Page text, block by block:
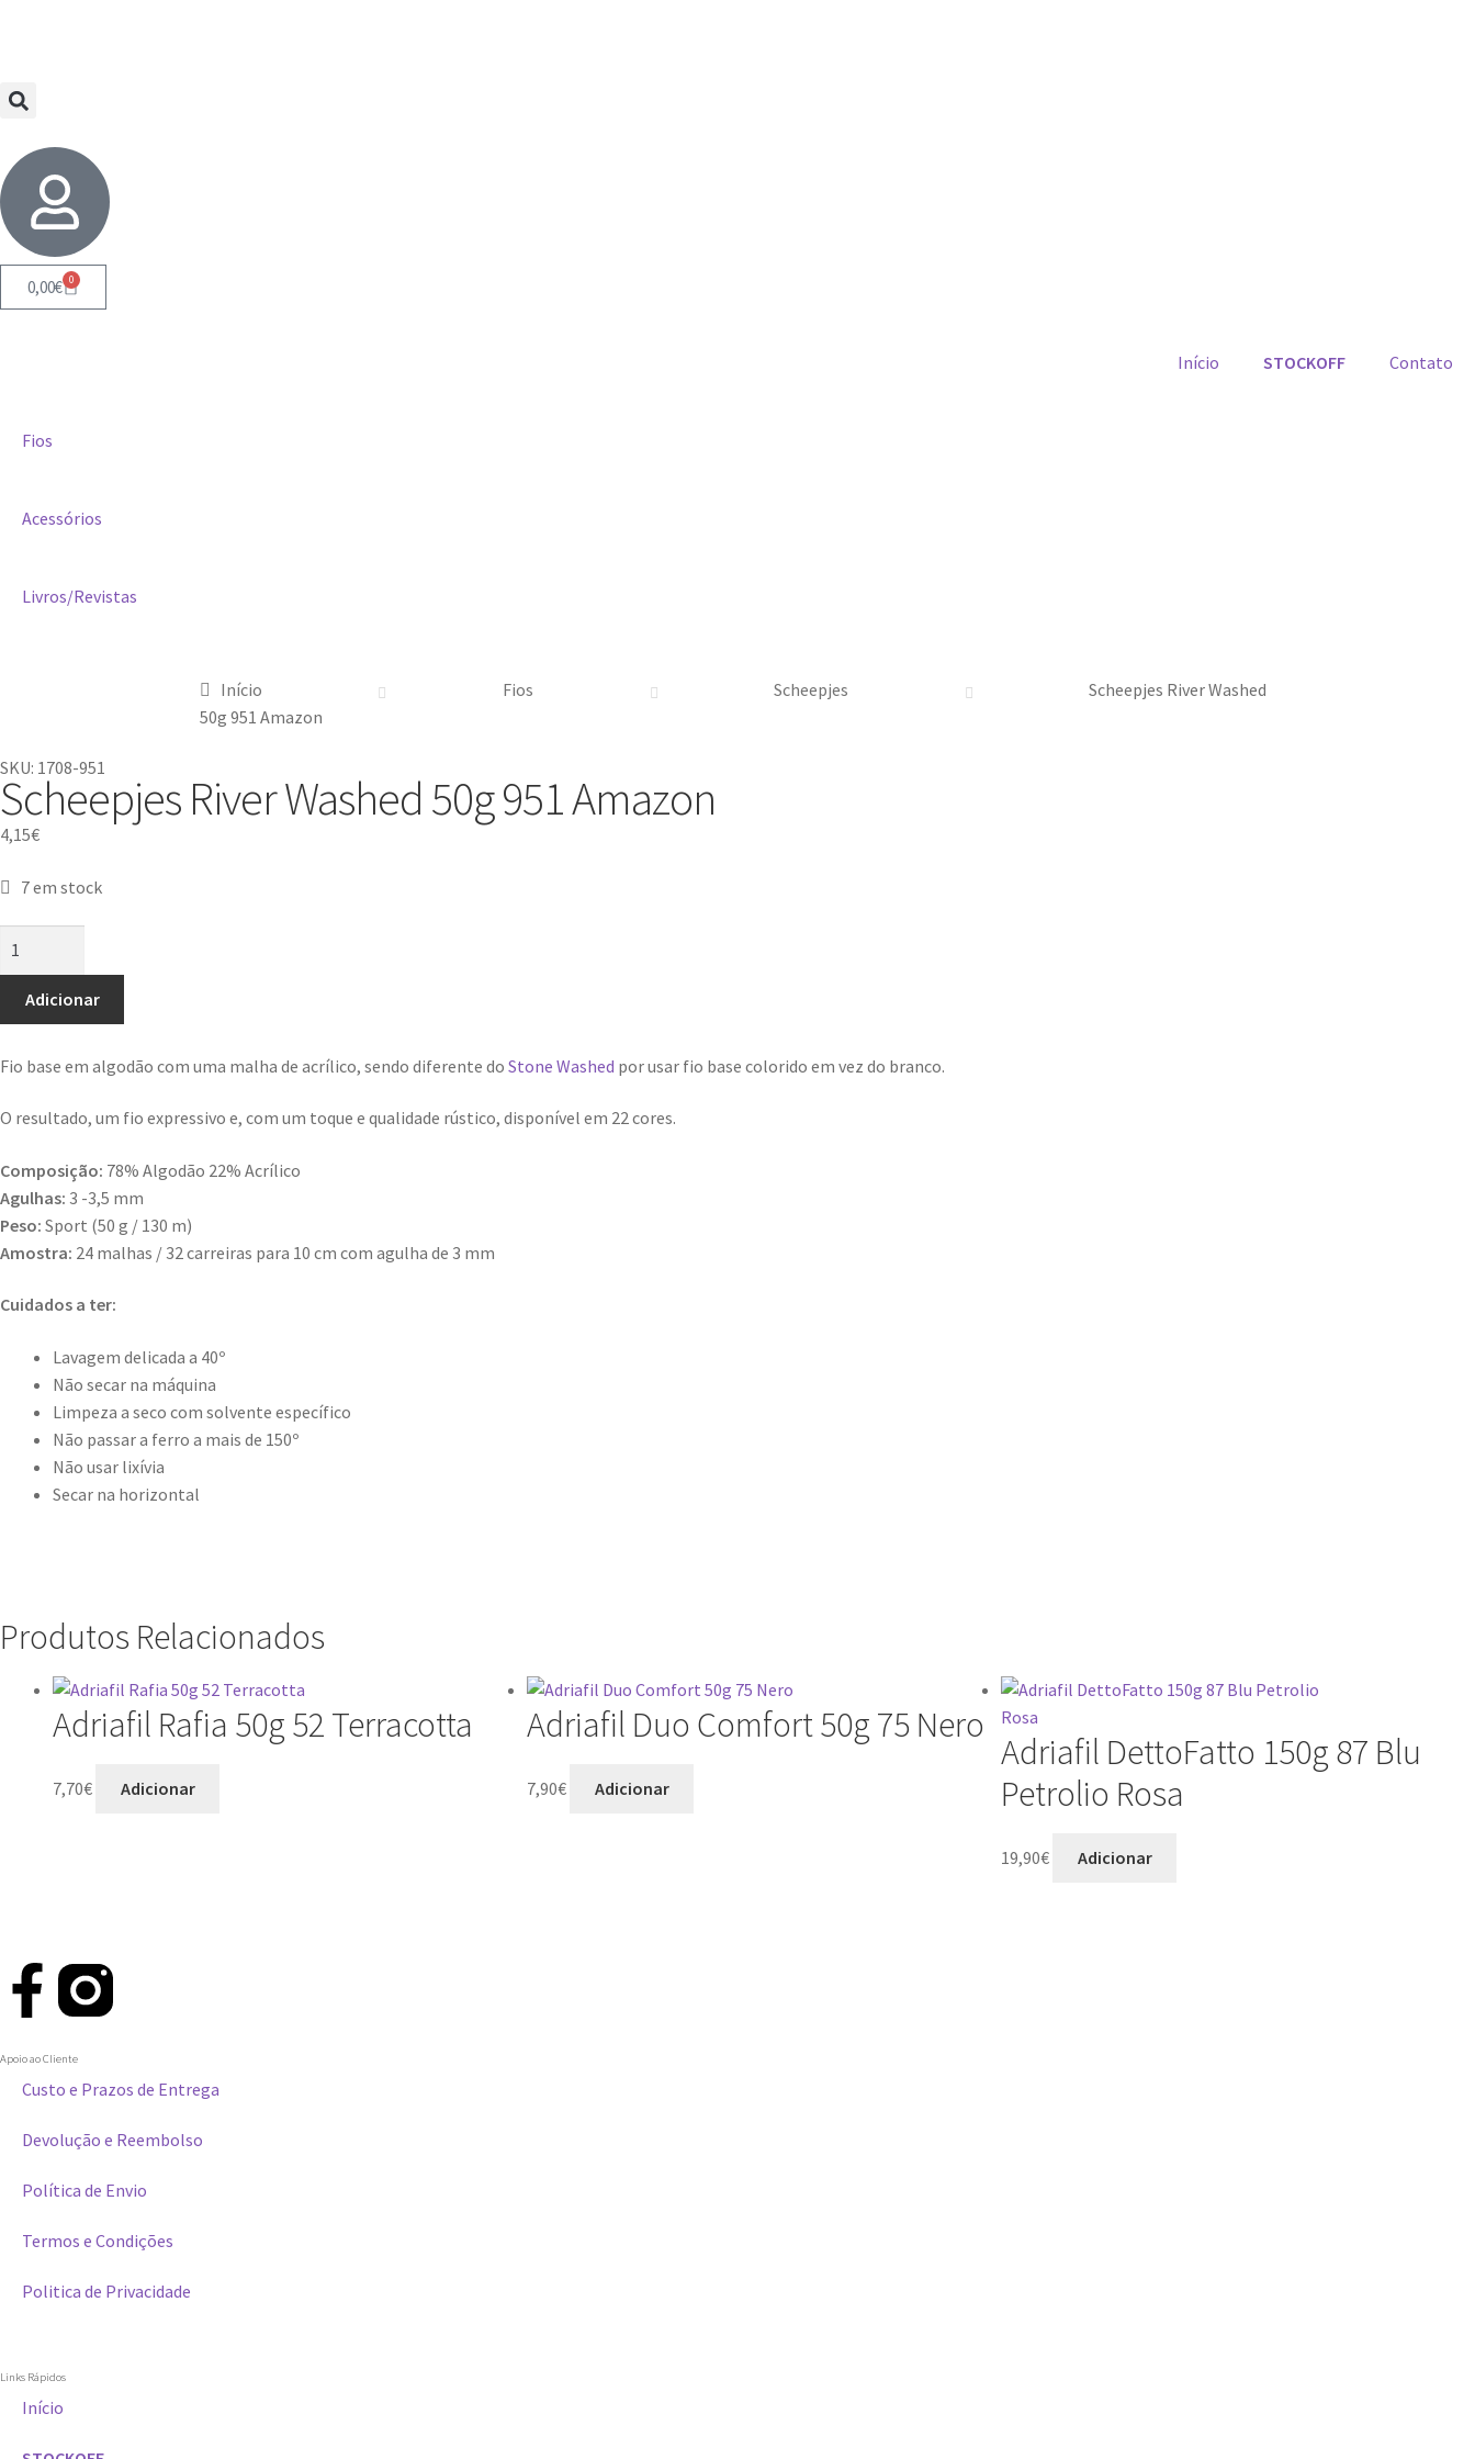
0,00€ 0
Início STOCKOFF Contato
Fios
Acessórios
Livros/Revistas
Início Fios Scheepjes
Scheepjes River Washed
50g 951 Amazon
SKU: 1708-951
Scheepjes River Washed 50g 951 Amazon
4,15€
7 em stock
Adicionar
Fio base em algodão com uma malha de acrílico, sendo diferente do Stone Washed por usar fio base colorido em vez do branco.
O resultado, um fio expressivo e, com um toque e qualidade rústico, disponível em 22 cores.
Composição: 78% Algodão 22% Acrílico
Agulhas: 3 -3,5 mm
Peso: Sport (50 g / 130 m)
Amostra: 24 malhas / 32 carreiras para 10 cm com agulha de 3 mm
Cuidados a ter:
Lavagem delicada a 40º
Não secar na máquina
Limpeza a seco com solvente específico
Não passar a ferro a mais de 150º
Não usar lixívia
Secar na horizontal
Produtos Relacionados
Adriafil Rafia 50g 52 Terracotta
7,70€ Adicionar
Adriafil Duo Comfort 50g 75 Nero
7,90€ Adicionar
Adriafil DettoFatto 150g 87 Blu
Petrolio Rosa
19,90€ Adicionar
Apoio ao Cliente
Custo e Prazos de Entrega
Devolução e Reembolso
Política de Envio
Termos e Condições
Politica de Privacidade
Links Rápidos
Início